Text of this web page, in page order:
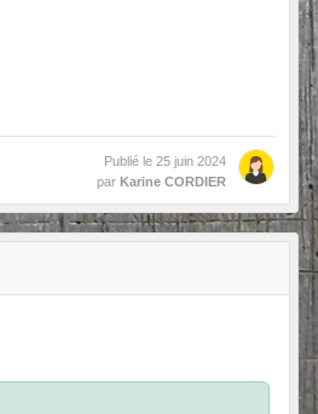
Publié le 25 juin 2024
par Karine CORDIER